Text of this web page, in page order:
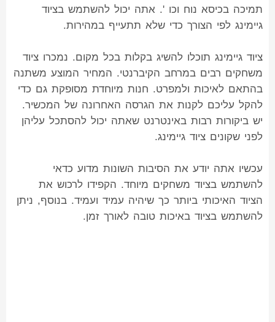
תמיכה בכיסא נוח וכו '. אתה יכול להשתמש בציוד
גיימינג לפי הצורך כדי שלא תתעייף במהירות.
ציוד גיימינג תוכלו להשיג בקלות בכל מקום. נמכרו ציוד
משחקים רבים במרחב הקיברנטי. המחיר המוצע משתנה
בהתאם לאיכות ולמפרט. חנות מיוחדת מסופקת גם כדי
להקל עליכם לקנות את הגרסה האחרונה של המכשיר.
יש ביקורות רבות באינטרנט שאתה יכול להסתכל עליהן
לפני שקונים ציוד גיימינג.
עכשיו אתה יודע את הסיבות השונות מדוע כדאי
להשתמש בציוד משחקים מיוחד. הקפידו לרכוש את
הציוד האיכותי ביותר כך שיהיה עמיד ועמיד. בנוסף, ניתן
להשתמש בציוד באיכות טובה לאורך זמן.